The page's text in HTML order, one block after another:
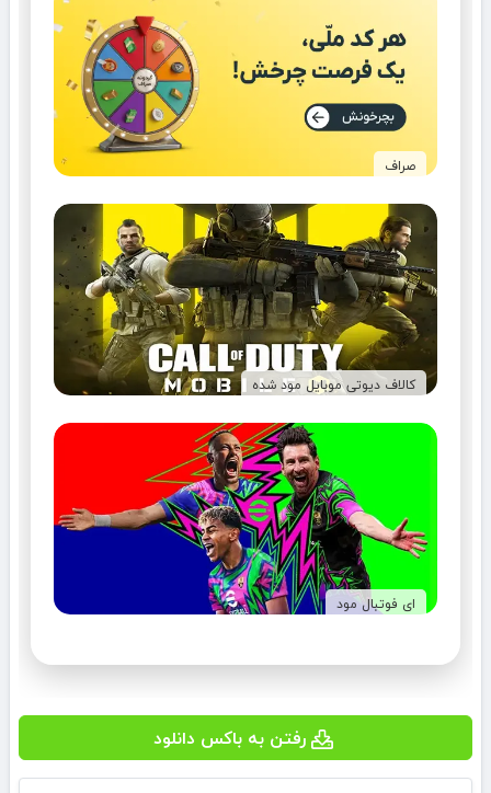
صراف
کالاف دیوتی موبایل مود شده
ای فوتبال مود
رفتن به باکس دانلود